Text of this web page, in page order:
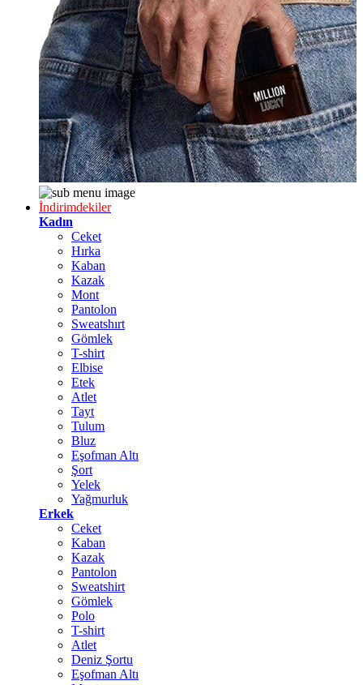
İndirimdekiler
Kadın
Ceket
Hırka
Kaban
Kazak
Mont
Pantolon
Sweatshırt
Gömlek
T-shirt
Elbise
Etek
Atlet
Tayt
Tulum
Bluz
Eşofman Altı
Şort
Yelek
Yağmurluk
Erkek
Ceket
Kaban
Kazak
Pantolon
Sweatshirt
Gömlek
Polo
T-shirt
Atlet
Deniz Şortu
Eşofman Altı